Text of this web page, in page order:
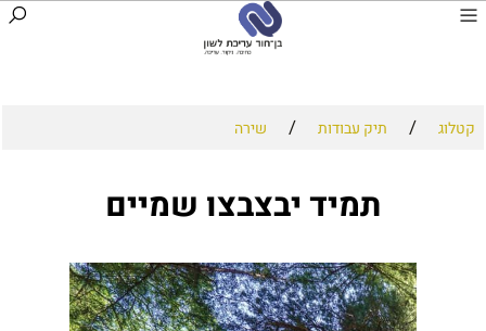
קטלוג / תיק עבודות / שירה
תמיד יבצבצו שמיים